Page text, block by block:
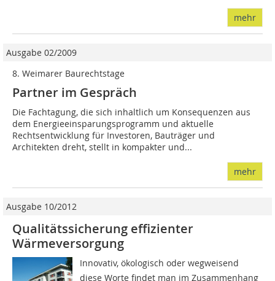
mehr
Ausgabe 02/2009
8. Weimarer Baurechtstage
Partner im Gespräch
Die Fachtagung, die sich inhaltlich um Konsequenzen aus
dem Energieeinsparungsprogramm und aktuelle
Rechtsentwicklung für Investoren, Bauträger und
Architekten dreht, stellt in kompakter und...
mehr
Ausgabe 10/2012
Qualitätssicherung effizienter
Wärmeversorgung
Innovativ, ökologisch oder wegweisend 
diese Worte findet man im Zusammenhang